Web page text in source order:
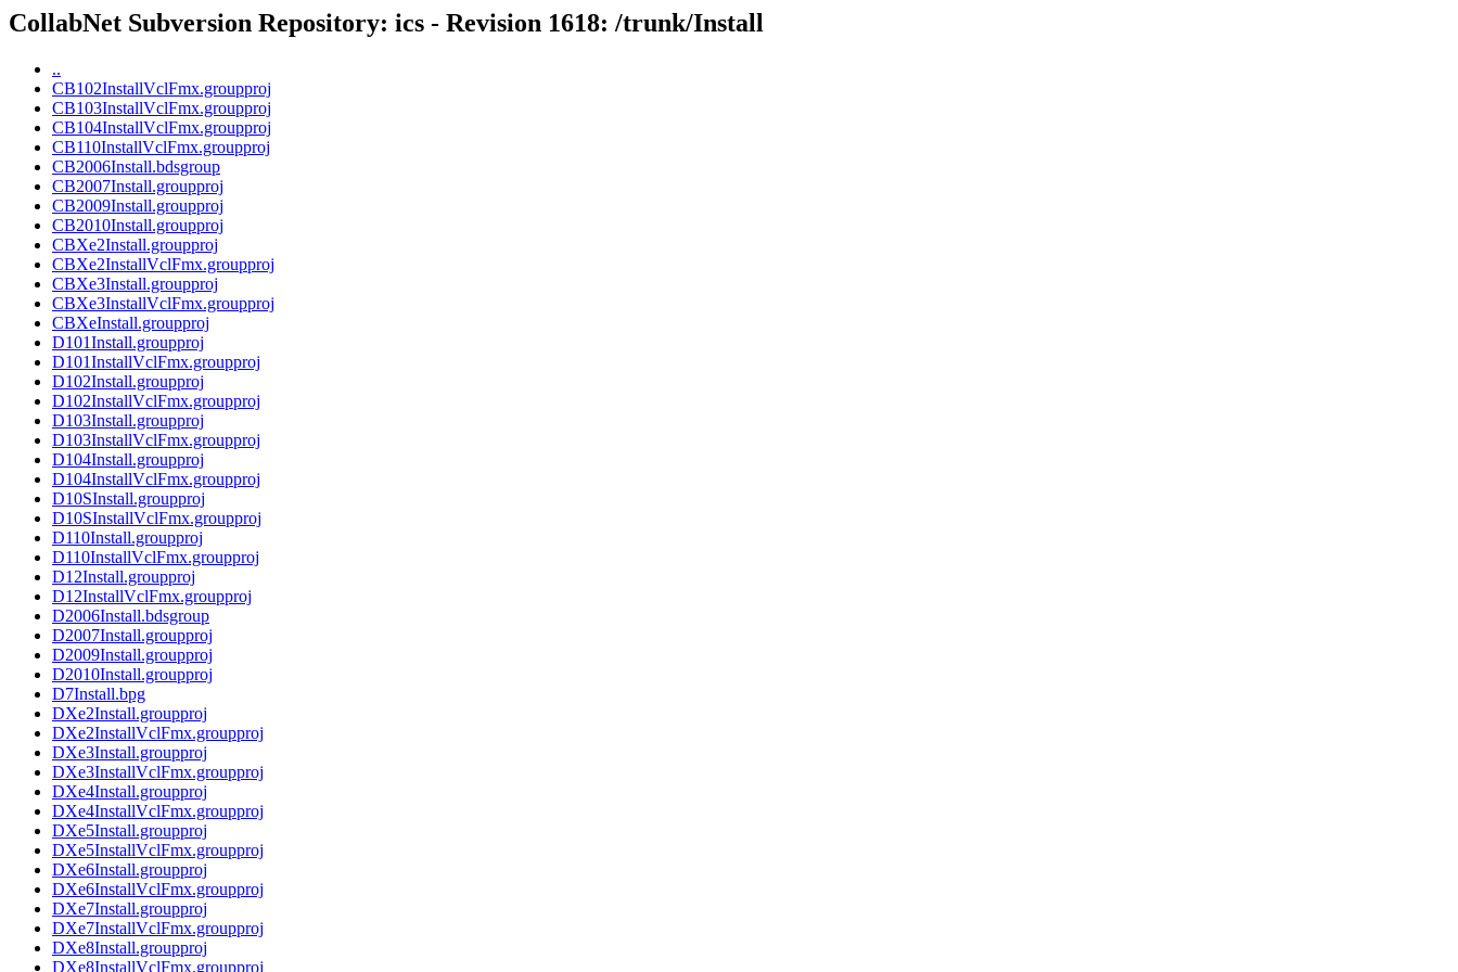
CollabNet Subversion Repository: ics - Revision 1618: /trunk/Install
..
CB102InstallVclFmx.groupproj
CB103InstallVclFmx.groupproj
CB104InstallVclFmx.groupproj
CB110InstallVclFmx.groupproj
CB2006Install.bdsgroup
CB2007Install.groupproj
CB2009Install.groupproj
CB2010Install.groupproj
CBXe2Install.groupproj
CBXe2InstallVclFmx.groupproj
CBXe3Install.groupproj
CBXe3InstallVclFmx.groupproj
CBXeInstall.groupproj
D101Install.groupproj
D101InstallVclFmx.groupproj
D102Install.groupproj
D102InstallVclFmx.groupproj
D103Install.groupproj
D103InstallVclFmx.groupproj
D104Install.groupproj
D104InstallVclFmx.groupproj
D10SInstall.groupproj
D10SInstallVclFmx.groupproj
D110Install.groupproj
D110InstallVclFmx.groupproj
D12Install.groupproj
D12InstallVclFmx.groupproj
D2006Install.bdsgroup
D2007Install.groupproj
D2009Install.groupproj
D2010Install.groupproj
D7Install.bpg
DXe2Install.groupproj
DXe2InstallVclFmx.groupproj
DXe3Install.groupproj
DXe3InstallVclFmx.groupproj
DXe4Install.groupproj
DXe4InstallVclFmx.groupproj
DXe5Install.groupproj
DXe5InstallVclFmx.groupproj
DXe6Install.groupproj
DXe6InstallVclFmx.groupproj
DXe7Install.groupproj
DXe7InstallVclFmx.groupproj
DXe8Install.groupproj
DXe8InstallVclFmx.groupproj